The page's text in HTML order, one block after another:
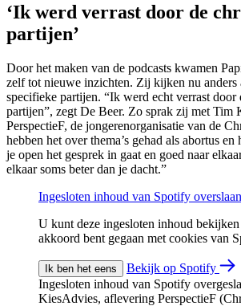
‘Ik werd verrast door de
partijen’
Door het maken van de podcasts kwamen
zelf tot nieuwe inzichten. Zij kijken nu anders
specifieke partijen. “Ik werd echt verrast door
partijen”, zegt De Beer. Zo sprak zij met Tim
PerspectieF, de jongerenorganisatie van de
hebben het over thema’s gehad als abortus
je open het gesprek in gaat en goed naar
elkaar soms beter dan je dacht.”
Ingesloten inhoud van Spotify overslaan
U kunt deze ingesloten inhoud bekijken
akkoord bent gegaan met cookies van
Ik ben het eens
Bekijk op Spotify
Ingesloten inhoud van Spotify
KiesAdvies, aflevering PerspectieF